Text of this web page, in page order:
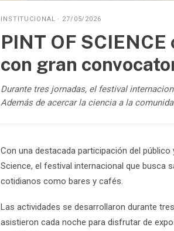
INSTITUCIONAL · 27/05/2026
PINT OF
con gran
Durante tres jornadas, el festival
Además de acercar la ciencia a la
Con una destacada participación del
Science, el festival internacional que busca
cotidianos como bares y cafés.
Las actividades se desarrollaron durante
asistieron cada noche para disfrutar de